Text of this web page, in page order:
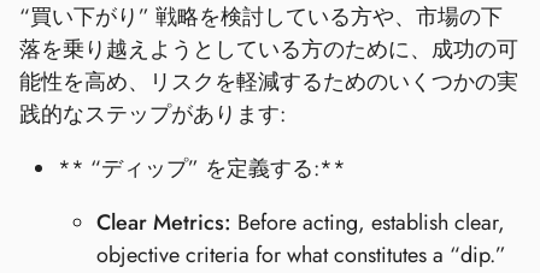
“買い下がり” 戦略を検討している方や、市場の下
落を乗り越えようとしている方のために、成功の可
能性を高め、リスクを軽減するためのいくつかの実
践的なステップがあります:
** “ディップ” を定義する:**
Clear Metrics: Before acting, establish clear,
objective criteria for what constitutes a “dip.”